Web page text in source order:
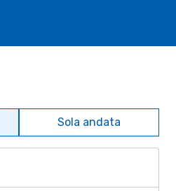
Sola andata